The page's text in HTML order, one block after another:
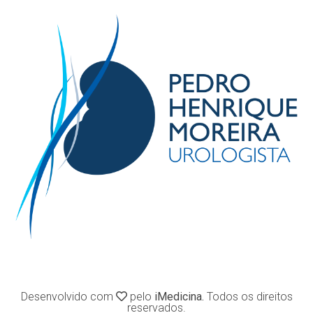
Desenvolvido com pelo iMedicina. Todos os direitos
reservados.